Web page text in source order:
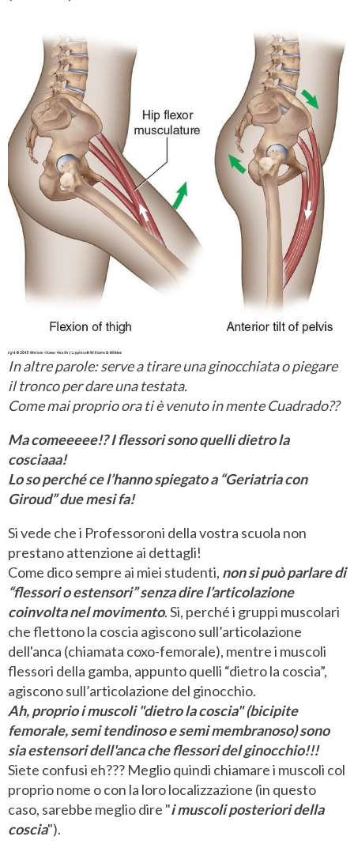
In altre parole: serve a tirare una ginocchiata o piegare
il tronco per dare una testata.
Come mai proprio ora ti è venuto in mente Cuadrado??
Ma comeeeee!? I flessori sono quelli dietro la
cosciaaa!
Lo so perché ce l’hanno spiegato a “Geriatria con
Giroud” due mesi fa!
Si vede che i Professoroni della vostra scuola non
prestano attenzione ai dettagli!
Come dico sempre ai miei studenti, non si può parlare di
“flessori o estensori” senza dire l’articolazione
coinvolta nel movimento. Si, perché i gruppi muscolari
che flettono la coscia agiscono sull’articolazione
dell'anca (chiamata coxo-femorale), mentre i muscoli
flessori della gamba, appunto quelli “dietro la coscia”,
agiscono sull’articolazione del ginocchio.
Ah, proprio i muscoli "dietro la coscia" (bicipite
femorale, semi tendinoso e semi membranoso) sono
sia estensori dell'anca che flessori del ginocchio!!!
Siete confusi eh??? Meglio quindi chiamare i muscoli col
proprio nome o con la loro localizzazione (in questo
caso, sarebbe meglio dire "i muscoli posteriori della
coscia").